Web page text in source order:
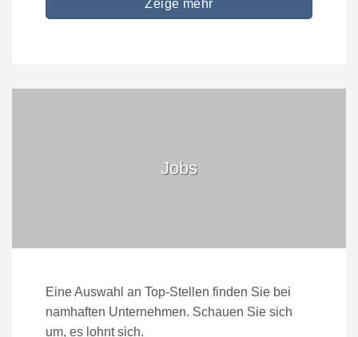
Zeige mehr
Jobs
Eine Auswahl an Top-Stellen finden Sie bei
namhaften Unternehmen. Schauen Sie sich
um, es lohnt sich.